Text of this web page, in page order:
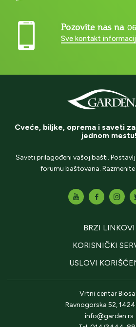
Pozovite nas na
Sve kontakt
Cveće, biljke, oprema i saveti
jednom mestu!
Saveti prilagođeni vašoj bašti.
forumu baštovana. Razmenite
BRZI LINKOVI
KORISNIČKI
USLOVI
Vrtni centar
Ravnogorska 52,
info@garden.rs